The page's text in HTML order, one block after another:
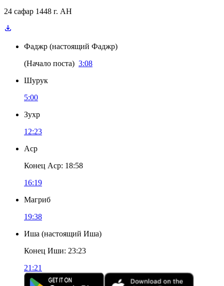
24 сафар 1448 г. AH
Фаджр (настоящий Фаджр)
(Начало поста) 3:08
Шурук
5:00
Зухр
12:23
Аср
Конец Аср: 18:58
16:19
Магриб
19:38
Иша (настоящий Иша)
Конец Иши: 23:23
21:21